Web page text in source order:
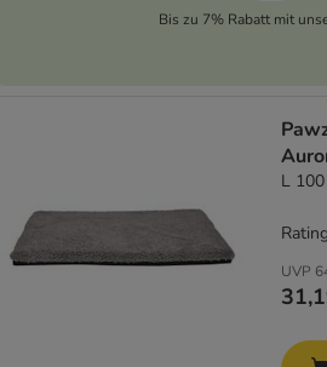
Bis zu 7% Rabatt mit
L
UVP